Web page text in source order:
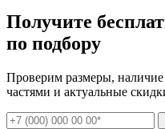
Получите
по подбору
Проверим размеры, наличие
частями и актуальные